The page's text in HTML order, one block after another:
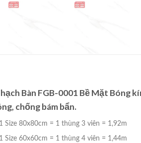
Bàn FGB-0001 Bề Mặt Bóng
chống bám bẩn.
Size 80x80cm = 1 thùng 3 viên = 1,92m
Size 60x60cm = 1 thùng 4 viên = 1,44m